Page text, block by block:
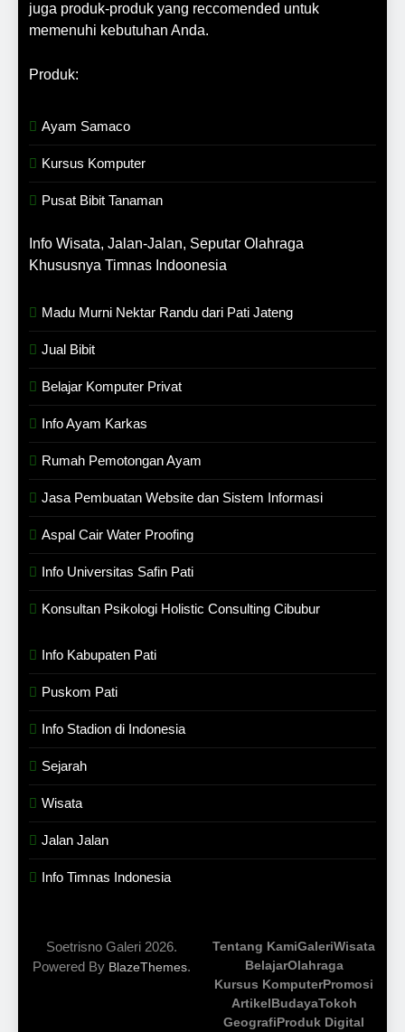
juga produk-produk yang reccomended untuk
memenuhi kebutuhan Anda.
Produk:
Ayam Samaco
Kursus Komputer
Pusat Bibit Tanaman
Info Wisata, Jalan-Jalan, Seputar Olahraga
Khususnya Timnas Indoonesia
Madu Murni Nektar Randu dari Pati Jateng
Jual Bibit
Belajar Komputer Privat
Info Ayam Karkas
Rumah Pemotongan Ayam
Jasa Pembuatan Website dan Sistem Informasi
Aspal Cair Water Proofing
Info Universitas Safin Pati
Konsultan Psikologi Holistic Consulting Cibubur
Info Kabupaten Pati
Puskom Pati
Info Stadion di Indonesia
Sejarah
Wisata
Jalan Jalan
Info Timnas Indonesia
Soetrisno Galeri 2026.
Powered By BlazeThemes.
Tentang KamiGaleriWisata
BelajarOlahraga
Kursus KomputerPromosi
ArtikelBudayaTokoh
GeografiProduk Digital